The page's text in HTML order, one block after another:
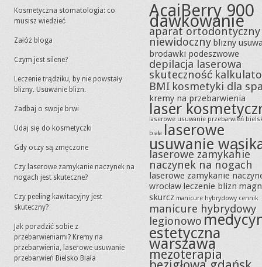
Kosmetyczna stomatologia: co
musisz wiedzieć
Załóż bloga
Czym jest silene?
Leczenie trądziku, by nie powstały
blizny. Usuwanie blizn.
Zadbaj o swoje brwi
Udaj się do kosmetyczki
Gdy oczy są zmęczone
Czy laserowe zamykanie naczynek na
nogach jest skuteczne?
Czy peeling kawitacyjny jest
skuteczny?
Jak poradzić sobie z
przebarwieniami? Kremy na
przebarwienia, laserowe usuwanie
przebarwień Bielsko Biała
AcaiBerry 900
dawkowanie
aparat ortodontyczny
niewidoczny blizny
brodawki podeszwowe
depilacja laserowa
skuteczność
BMI kosmetyki dla
kremy na przebarwienia
laser
laserowe usuwanie przebarwień
biała laserowe
usuwanie
laserowe zamykanie
naczynek na nogach
laserowe zamykanie
wrocław leczenie blizn
skurcz manicure hybrydowy cennik
manicure hybrydowy
legionowo
estetyczna
warszawa
mezoterapia